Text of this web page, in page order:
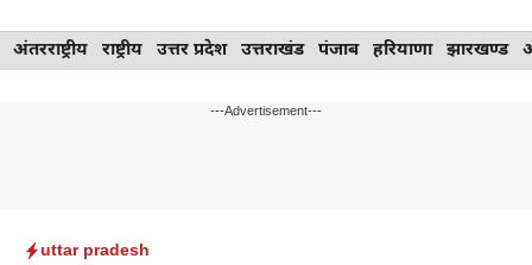
Skip
to
अंतरराष्ट्रीय राष्ट्रीय उत्तर प्रदेश उत्तराखंड पंजाब हरियाणा झारखण्ड
---Advertisement---
uttar pradesh